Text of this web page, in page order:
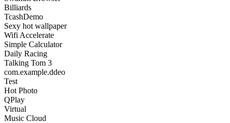
Billiards
TcashDemo
Sexy hot wallpaper
Wifi Accelerate
Simple Calculator
Daily Racing
Talking Tom 3
com.example.ddeo
Test
Hot Photo
QPlay
Virtual
Music Cloud